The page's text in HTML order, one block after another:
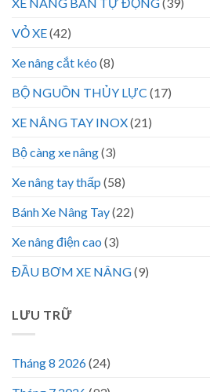
XE NÂNG BÁN TỰ ĐỘNG(39)
VỎ XE(42)
Xe nâng cắt kéo (8)
BỘ NGUỒN THỦY LỰC (17)
XE NÂNG TAY INOX(21)
Bộ càng xe nâng(3)
Xe nâng tay thấp (58)
Bánh Xe Nâng Tay(22)
Xe nâng điện cao (3)
ĐẦU BƠM XE NÂNG(9)
LƯU TRỮ
Tháng 8 2026(24)